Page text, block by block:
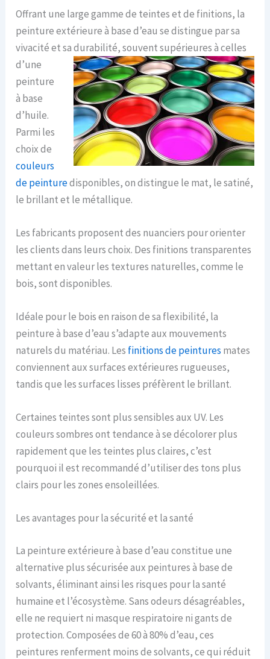
Offrant une large gamme de teintes et de finitions, la
peinture extérieure à base d’eau se distingue par sa
vivacité et sa durabilité,souvent supérieures à celles
d’une
peinture
à base
d’huile.
Parmi les
choix de
couleurs
de peinturedisponibles, on distingue le mat, le satiné,
le brillant et le métallique.
Les fabricants proposent des nuanciers pour orienter
les clients dans leurs choix. Des finitions transparentes
mettant en valeur les textures naturelles, comme le
bois, sont disponibles.
Idéale pour le bois en raison de sa flexibilité, la
peinture à base d’eau s’adapte aux mouvements
naturels du matériau. Les finitionsde peintures mates
conviennent aux surfaces extérieures rugueuses,
tandis que les surfaces lisses préfèrent le brillant.
Certaines teintes sont plus sensibles aux UV. Les
couleurs sombres ont tendance à se décolorer plus
rapidement que les teintes plus claires, c’est
pourquoi il est recommandé d’utiliser des tons plus
clairs pour les zones ensoleillées.
Les avantages pour la sécurité et la santé
La peinture extérieure à base d’eau constitue une
alternative plus sécurisée aux peintures à base de
solvants, éliminant ainsi les risques pour la santé
humaine et l’écosystème. Sans odeurs désagréables,
elle ne requiert ni masque respiratoire ni gants de
protection. Composées de 60 à 80% d’eau, ces
peintures renferment moins de solvants, ce qui réduit